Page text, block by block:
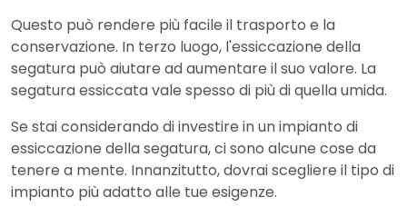
Questo può rendere più facile il trasporto e la
conservazione. In terzo luogo, l'essiccazione della
segatura può aiutare ad aumentare il suo valore. La
segatura essiccata vale spesso di più di quella umida.
Se stai considerando di investire in un impianto di
essiccazione della segatura, ci sono alcune cose da
tenere a mente. Innanzitutto, dovrai scegliere il tipo di
impianto più adatto alle tue esigenze.